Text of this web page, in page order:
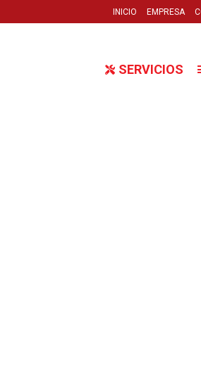
INICIO EMPRESA
SERVICIOS